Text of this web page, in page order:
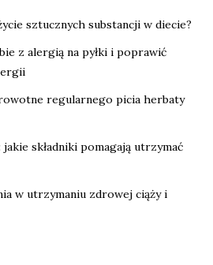
sztucznych substancji w diecie?
z alergią na pyłki i poprawić
regularnego picia herbaty
składniki pomagają utrzymać
w utrzymaniu zdrowej ciąży i